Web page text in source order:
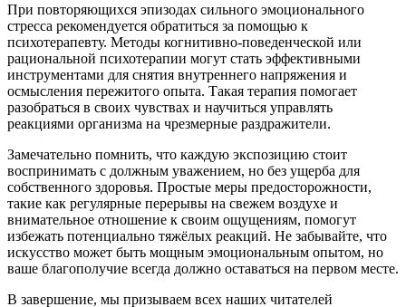
При повторяющихся эпизодах сильного эмоционального
стресса рекомендуется обратиться за помощью к
психотерапевту. Методы когнитивно-поведенческой или
рациональной психотерапии могут стать эффективными
инструментами для снятия внутреннего напряжения и
осмысления пережитого опыта. Такая терапия помогает
разобраться в своих чувствах и научиться управлять
реакциями организма на чрезмерные раздражители.
Замечательно помнить, что каждую экспозицию стоит
воспринимать с должным уважением, но без ущерба для
собственного здоровья. Простые меры предосторожности,
такие как регулярные перерывы на свежем воздухе и
внимательное отношение к своим ощущениям, помогут
избежать потенциально тяжёлых реакций. Не забывайте, что
искусство может быть мощным эмоциональным опытом, но
ваше благополучие всегда должно оставаться на первом месте.
В завершение, мы призываем всех наших читателей